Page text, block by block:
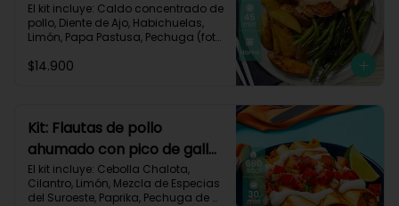
El kit incluye: Caldo concentrado de
pollo, Diente de Ajo, Habichuelas,
Limón, Papa Pastusa, Pechuga (foto
Romero, Sour Cream y Receta
Proteínas 41g
$14.900
Kit: Flautas de pollo
ahumado con pico de gallo
y sour cream-134
El kit incluye: Cebolla Chalota,
Cilantro, Limón, Mezcla de Especias
del Suroeste, Paprika, Pechuga de